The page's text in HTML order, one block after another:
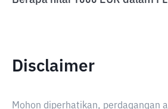
Disclaimer
Mohon diperhatikan, perdagangan